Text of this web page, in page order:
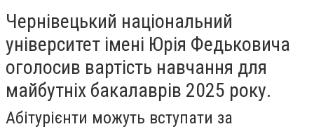
Чернівецький національний
університет імені Юрія Федьковича
оголосив вартість навчання для
майбутніх бакалаврів 2025 року.
Абітурієнти можуть вступати за